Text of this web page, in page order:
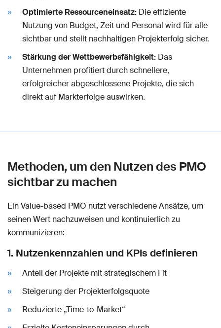
Optimierte Ressourceneinsatz: Die effiziente
Nutzung von Budget, Zeit und Personal wird für alle
sichtbar und stellt nachhaltigen Projekterfolg sicher.
Stärkung der Wettbewerbsfähigkeit: Das
Unternehmen profitiert durch schnellere,
erfolgreicher abgeschlossene Projekte, die sich
direkt auf Markterfolge auswirken.
Methoden, um den Nutzen des PMO
sichtbar zu machen
Ein Value-based PMO nutzt verschiedene Ansätze, um
seinen Wert nachzuweisen und kontinuierlich zu
kommunizieren:
1. Nutzenkennzahlen und KPIs definieren
Anteil der Projekte mit strategischem Fit
Steigerung der Projekterfolgsquote
Reduzierte „Time-to-Market“